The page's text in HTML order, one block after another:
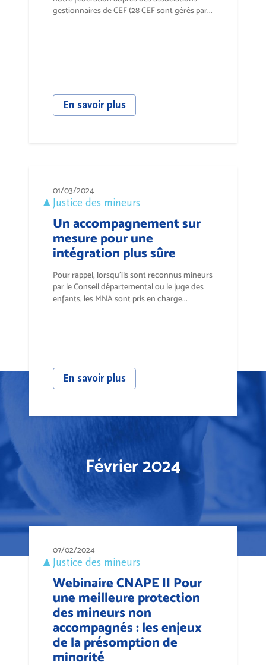
gestionnaires de CEF (28 CEF sont gérés par...
En savoir plus
01/03/2024
Justice des mineurs
Un accompagnement sur
mesure pour une
intégration plus sûre
Pour rappel, lorsqu’ils sont reconnus mineurs
par le Conseil départemental ou le juge des
enfants, les MNA sont pris en charge...
En savoir plus
Février 2024
07/02/2024
Justice des mineurs
Webinaire CNAPE II Pour
une meilleure protection
des mineurs non
accompagnés : les enjeux
de la présomption de
minorité